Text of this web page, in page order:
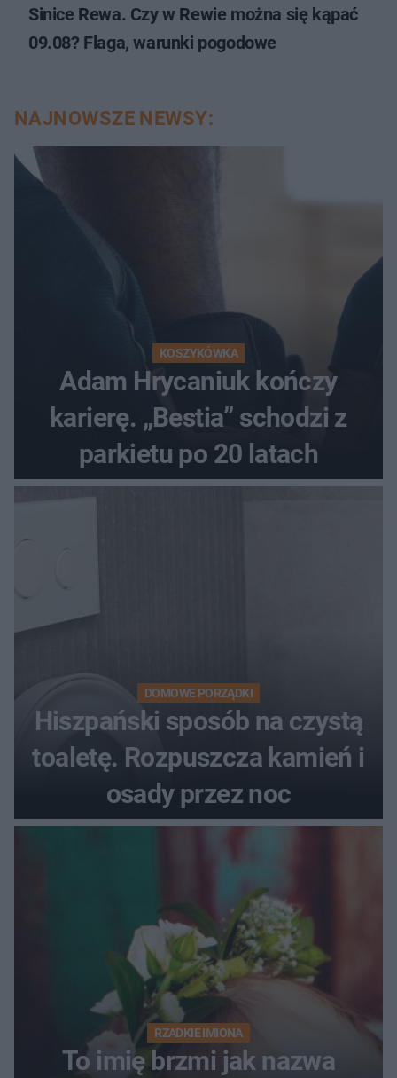
Sinice Rewa. Czy w Rewie można się kąpać
09.08? Flaga, warunki pogodowe
NAJNOWSZE NEWSY:
KOSZYKÓWKA
Adam Hrycaniuk kończy
karierę. „Bestia” schodzi z
parkietu po 20 latach
DOMOWE PORZĄDKI
Hiszpański sposób na czystą
toaletę. Rozpuszcza kamień i
osady przez noc
RZADKIE IMIONA
To imię brzmi jak nazwa